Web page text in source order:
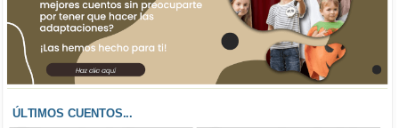
ÚLTIMOS CUENTOS...